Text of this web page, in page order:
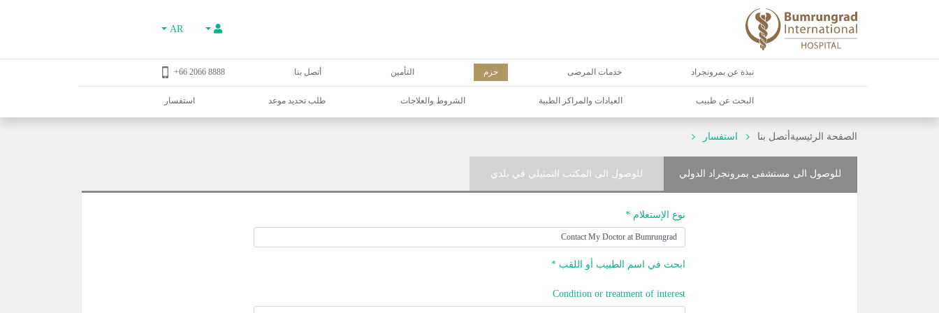
AR
نبذة عن بمرونجراد خدمات المرضى حزم التأمين أتصل بنا 8888 2066 66+
البحث عن طبيب العيادات والمراكز الطبية الشروط والعلاجات طلب تحديد موعد استفسار
الصفحة الرئيسية أتصل بنا استفسار
للوصول الى مستشفى بمرونجراد الدولي للوصول الى المكتب التمثيلي في بلدي
نوع الإستعلام *
ابحث في اسم الطبيب أو اللقب *
Condition or treatment of interest